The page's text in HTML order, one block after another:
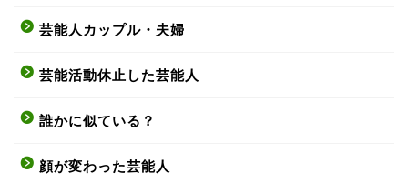
芸能人カップル・夫婦
芸能活動休止した芸能人
誰かに似ている？
顔が変わった芸能人